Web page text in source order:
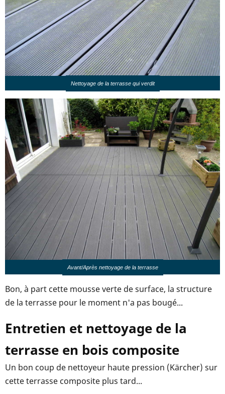
Nettoyage de la terrasse qui verdit
Avant/Après nettoyage de la terrasse
Bon, à part cette mousse verte de surface, la structure
de la terrasse pour le moment n'a pas bougé...
Entretien et nettoyage de la
terrasse en bois composite
Un bon coup de nettoyeur haute pression (Kärcher) sur
cette terrasse composite plus tard...